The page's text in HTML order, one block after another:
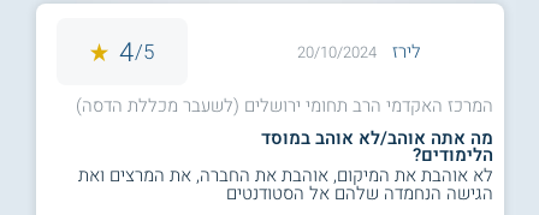
לירז 20/10/2024
5/
4
המרכז האקדמי הרב תחומי ירושלים (לשעבר מכללת הדסה)
מה אתה אוהב/לא אוהב במוסד
הלימודים?
לא אוהבת את המיקום, אוהבת את החברה, את המרצים ואת
הגישה הנחמדה שלהם אל הסטודנטים